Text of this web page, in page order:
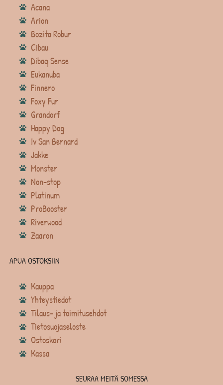
Acana
Arion
Bozita Robur
Cibau
Dibaq Sense
Eukanuba
Finnero
Foxy Fur
Grandorf
Happy Dog
Iv San Bernard
Jakke
Monster
Non-stop
Platinum
ProBooster
Riverwood
Zaaron
APUA OSTOKSIIN
Kauppa
Yhteystiedot
Tilaus- ja toimitusehdot
Tietosuojaseloste
Ostoskori
Kassa
SEURAA MEITÄ SOMESSA